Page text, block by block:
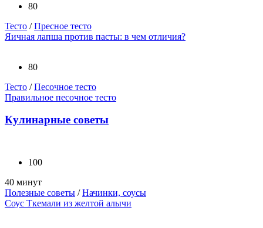
80
Тесто /Пресное тесто
Яичная лапша против пасты: в чем отличия?
80
Тесто /Песочное тесто
Правильное песочное тесто
Кулинарные советы
100
40 минут
Полезные советы /Начинки, соусы
Соус Ткемали из желтой алычи